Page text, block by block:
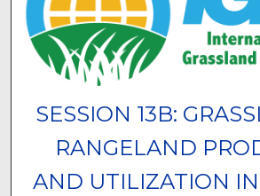
SESSION 13B:
RANGELAND
AND UTILIZATION